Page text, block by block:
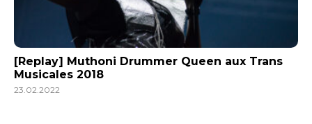
[Replay] Muthoni Drummer Queen aux Trans
Musicales 2018
23.02.2022